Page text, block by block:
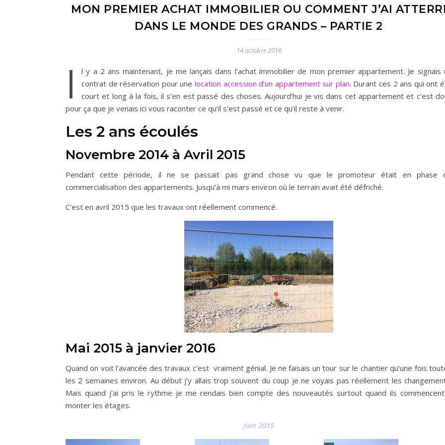
MON PREMIER ACHAT IMMOBILIER OU COMMENT J’AI
DANS LE MONDE DES GRANDS – PARTIE 2
14 octobre 2016
I
l y a 2 ans maintenant, je me lançais dans l’achat immobilier de mon premier appartement. Je signais
contrat de réservation pour une location accession d’un appartement sur plan. Durant ces 2 ans qui ont
court et long à la fois, il s’en est passé des choses. Aujourd’hui je vis dans cet appartement et c’est
pour ça que je venais ici vous raconter ce qu’il s’est passé et ce qu’il reste à venir.
Les 2 ans écoulés
Novembre 2014 à Avril 2015
Pendant cette période, il ne se passait pas grand chose vu que le promoteur était en phase
commercialisation des appartements. Jusqu’à mi mars environ où le terrain avait été défriché.
C’est en avril 2015 que les travaux ont réellement commencé.
Mai 2015 à janvier 2016
Quand on voit l’avancée des travaux c’est vraiment génial. Je ne faisais un tour sur le chantier qu’une fois
les 2 semaines environ. Au début j’y allais trop souvent du coup je ne voyais pas réellement les
Mais quand j’ai pris le rythme je me rendais bien compte des nouveautés surtout quand ils
monter les étages.
Juin 2015